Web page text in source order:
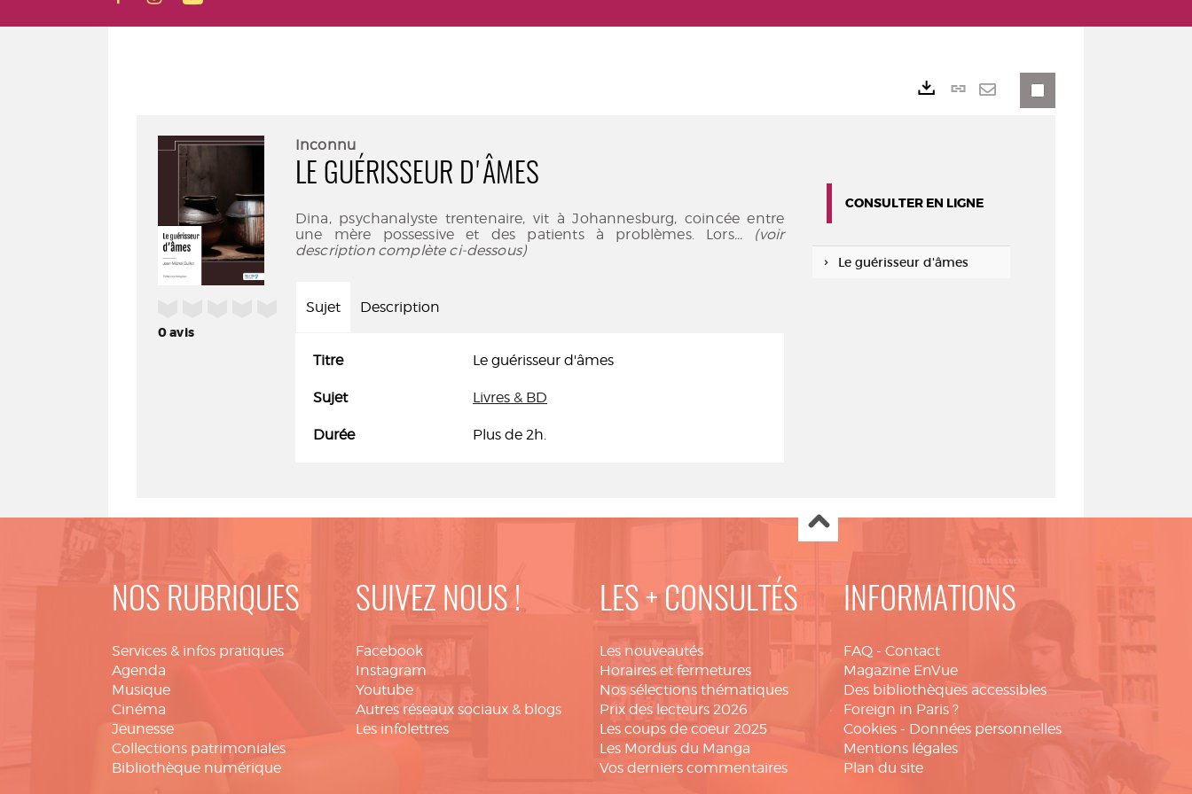
0avis
Inconnu
LE GUÉRISSEUR D'ÂMES
Dina, psychanalyste trentenaire, vit à Johannesburg, coincée entre
une mère possessive et des patients à problèmes. Lors... (voir
description complète ci-dessous)
Sujet Description
Titre Le guérisseur d'âmes
Sujet Livres & BD
Durée Plus de 2h.
Lien
CONSULTER EN LIGNE
Le guérisseur d'âmes
NOS RUBRIQUES
Services & infos pratiques
Agenda
Musique
Cinéma
Jeunesse
Collections patrimoniales
Bibliothèque numérique
SUIVEZ NOUS !
Facebook
Instagram
Youtube
Autres réseaux sociaux & blogs
Les infolettres
LES + CONSULTÉS
Les nouveautés
Horaires et fermetures
Nos sélections thématiques
Prix des lecteurs 2026
Les coups de coeur 2025
Les Mordus du Manga
Vos derniers commentaires
INFORMATIONS
FAQ - Contact
Magazine EnVue
Des bibliothèques accessibles
Foreign in Paris ?
Cookies - Données personnelles
Mentions légales
Plan du site